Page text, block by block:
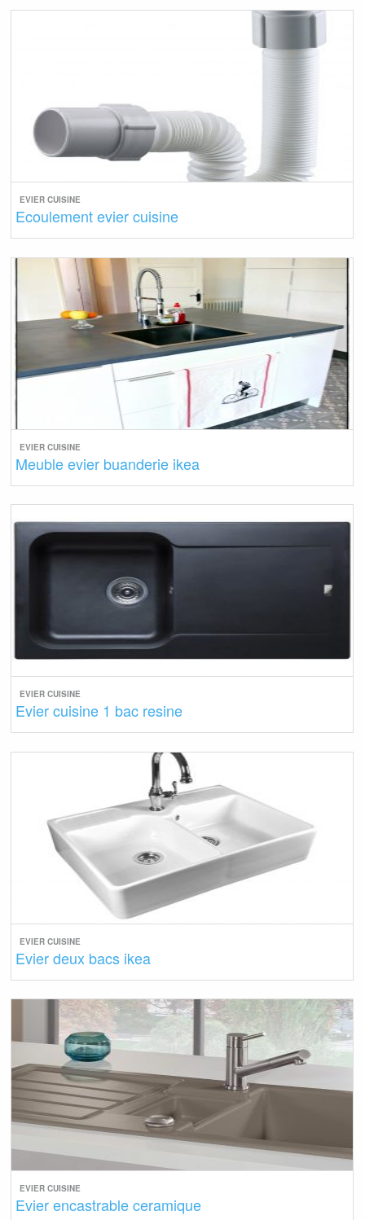
EVIER CUISINE
Ecoulement evier cuisine
EVIER CUISINE
Meuble evier buanderie ikea
EVIER CUISINE
Evier cuisine 1 bac resine
EVIER CUISINE
Evier deux bacs ikea
EVIER CUISINE
Evier encastrable ceramique